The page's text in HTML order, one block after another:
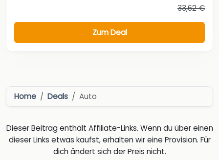
33,62 €
Zum Deal
Home Deals Auto
Dieser Beitrag enthält Affiliate-Links. Wenn du über einen
dieser Links etwas kaufst, erhalten wir eine Provision. Für
dich ändert sich der Preis nicht.